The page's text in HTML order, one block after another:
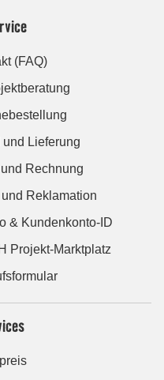
(FAQ)
und Lieferung
Rechnung
Reklamation
& Kundenkonto-ID
Projekt-Marktplatz